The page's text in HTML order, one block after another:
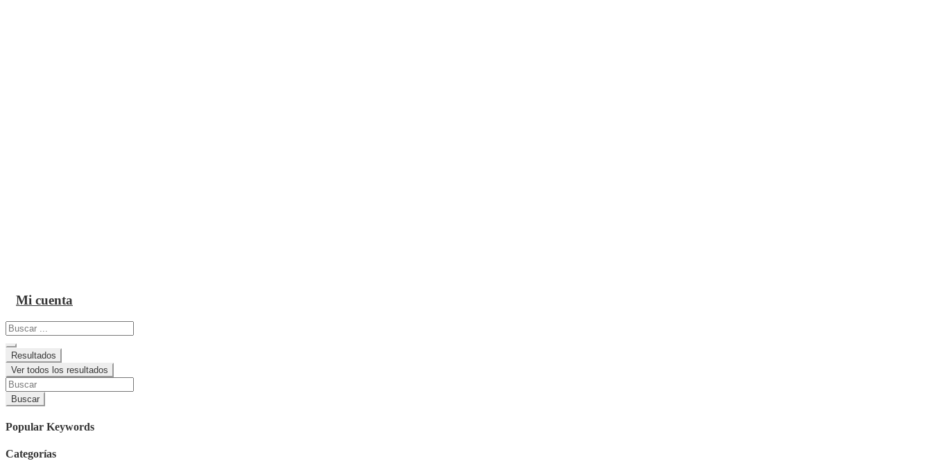
Mi cuenta
Search
...
Resultados
Ver todos los resultados
Buscar
Popular Keywords
Categorías